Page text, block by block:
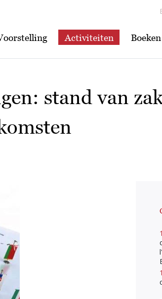
Activiteiten Boeken
stand van